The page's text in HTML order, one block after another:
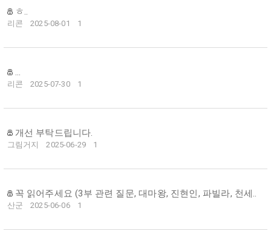
ㅎ..
리콘 2025-08-01 1
...
리콘 2025-07-30 1
개선 부탁드립니다.
그림거지 2025-06-29 1
꼭 읽어주세요 (3부 관련 질문, 대마왕, 진현인, 파빌라, 천세..
산군 2025-06-06 1